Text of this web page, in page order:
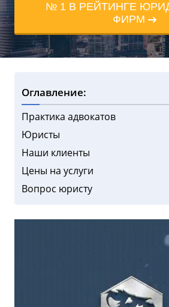
№ 1 В РЕЙТИНГЕ
ФИРМ
Оглавление:
Практика адвокатов
Юристы
Наши клиенты
Цены на услуги
Вопрос юристу